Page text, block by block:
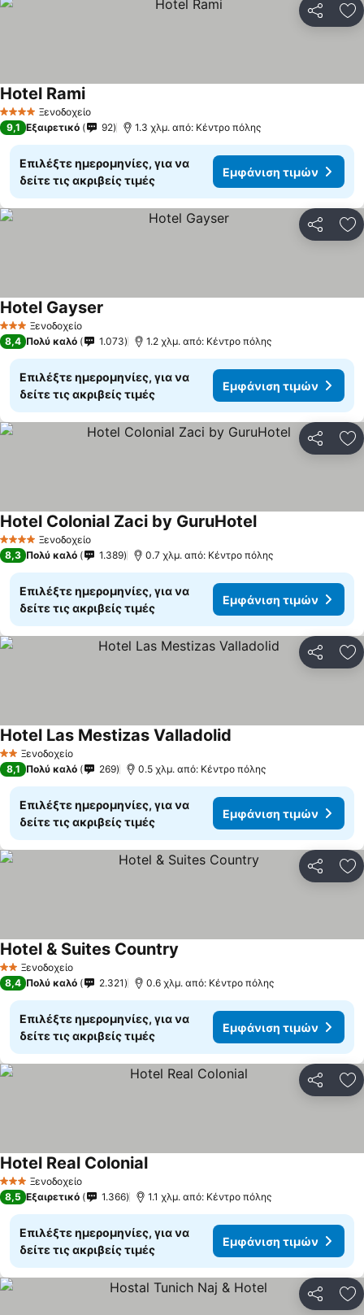
4 ΑστέριαΞενοδοχείο
Hotel Rami
9,1 Εξαιρετικό 92 1.3 χλμ. από: Κέντρο πόλης
Επιλέξτε ημερομηνίες, για να
δείτε τις ακριβείς τιμές
Εμφάνιση τιμών
3 ΑστέριαΞενοδοχείο
Hotel Gayser
8,4 Πολύ καλό 1.073 1.2 χλμ. από: Κέντρο πόλης
Επιλέξτε ημερομηνίες, για να
δείτε τις ακριβείς τιμές
Εμφάνιση τιμών
4 ΑστέριαΞενοδοχείο
Hotel Colonial Zaci by GuruHotel
8,3 Πολύ καλό 1.389 0.7 χλμ. από: Κέντρο πόλης
Επιλέξτε ημερομηνίες, για να
δείτε τις ακριβείς τιμές
Εμφάνιση τιμών
2 ΑστέριαΞενοδοχείο
Hotel Las Mestizas Valladolid
8,1 Πολύ καλό 269 0.5 χλμ. από: Κέντρο πόλης
Επιλέξτε ημερομηνίες, για να
δείτε τις ακριβείς τιμές
Εμφάνιση τιμών
2 ΑστέριαΞενοδοχείο
Hotel & Suites Country
8,4 Πολύ καλό 2.321 0.6 χλμ. από: Κέντρο πόλης
Επιλέξτε ημερομηνίες, για να
δείτε τις ακριβείς τιμές
Εμφάνιση τιμών
3 ΑστέριαΞενοδοχείο
Hotel Real Colonial
8,5 Εξαιρετικό 1.366 1.1 χλμ. από: Κέντρο πόλης
Επιλέξτε ημερομηνίες, για να
δείτε τις ακριβείς τιμές
Εμφάνιση τιμών